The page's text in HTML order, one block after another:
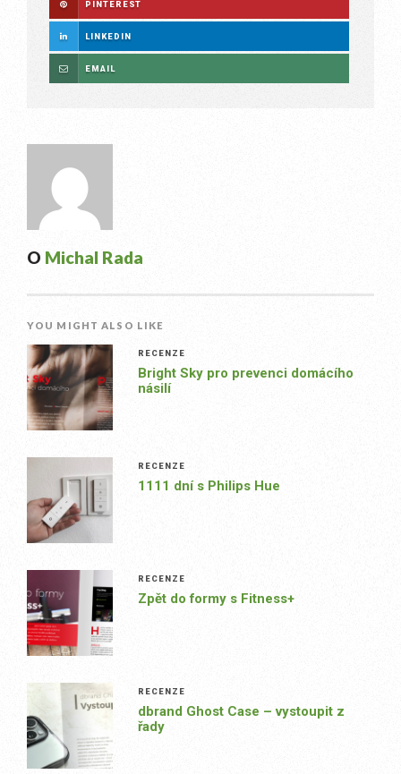
PINTEREST
LINKEDIN
EMAIL
O Michal Rada
YOU MIGHT ALSO LIKE
RECENZE
Bright Sky pro prevenci domácího
násilí
RECENZE
1111 dní s Philips Hue
RECENZE
Zpět do formy s Fitness+
RECENZE
dbrand Ghost Case – vystoupit z
řady